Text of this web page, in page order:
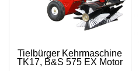
Tielbürger Kehrmaschine
TK17, B&S 575 EX Motor